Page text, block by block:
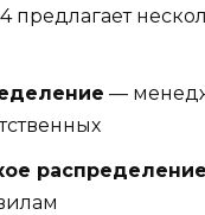
предлагает
—
распределение